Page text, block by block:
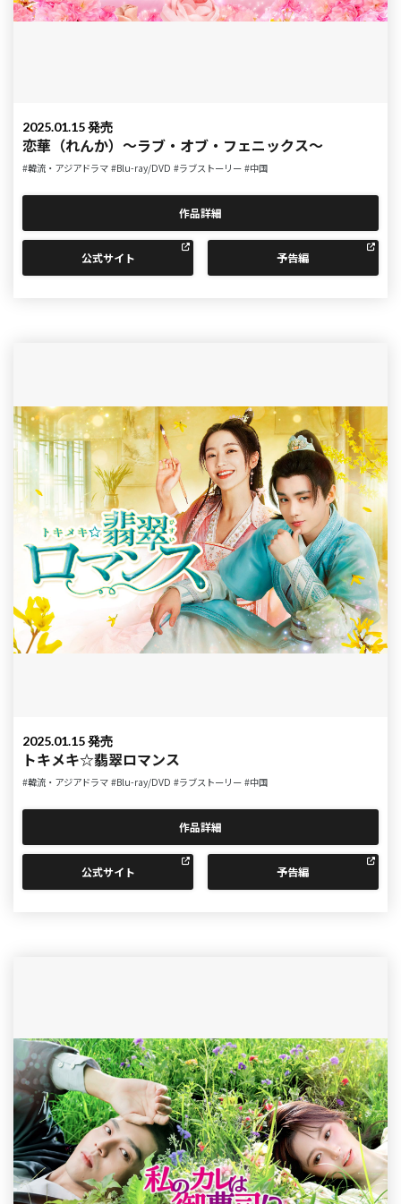
2025.01.15 発売
恋華（れんか）～ラブ・オブ・フェニックス～
#韓流・アジアドラマ #Blu-ray/DVD #ラブストーリー #中国
作品詳細
公式サイト 予告編
2025.01.15 発売
トキメキ☆翡翠ロマンス
#韓流・アジアドラマ #Blu-ray/DVD #ラブストーリー #中国
作品詳細
公式サイト 予告編